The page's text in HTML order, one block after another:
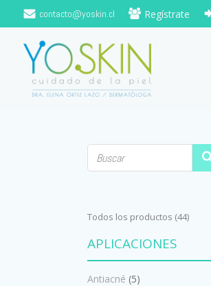
Saltar
al
contenido
contacto@yoskin.cl Regístrate
Todos los productos (44)
APLICACIONES
Antiacné (5)